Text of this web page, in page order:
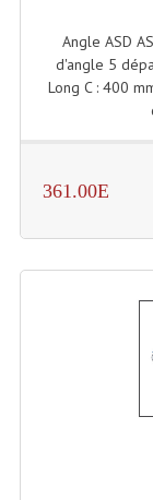
Angle ASD
d'angle 5
Long C : 400
361.00E